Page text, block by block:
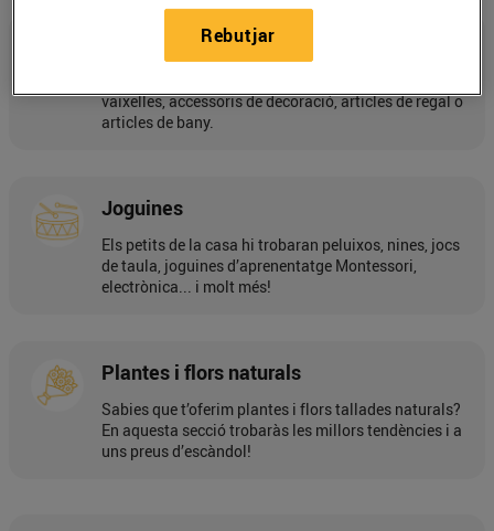
Articles per a la llar
vaixelles, accessoris de decoració, articles de regal o
articles de bany.
Joguines
Els petits de la casa hi trobaran peluixos, nines, jocs
de taula, joguines d’aprenentatge Montessori,
electrònica... i molt més!
Plantes i flors naturals
Sabies que t’oferim plantes i flors tallades naturals?
En aquesta secció trobaràs les millors tendències i a
uns preus d’escàndol!
Rebutjar